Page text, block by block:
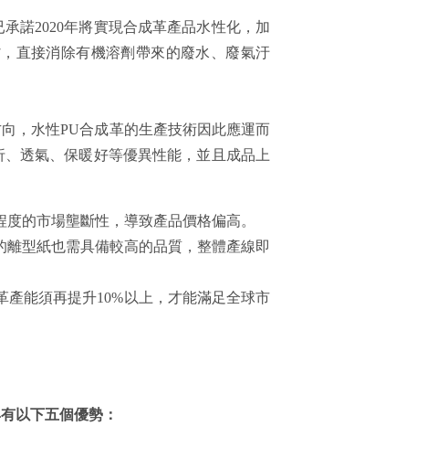
諾2020年將實現合成革產品水性化，加
直接消除有機溶劑帶來的廢水、廢氣汙
，水性PU合成革的生產技術因此應運而
透氣、保暖好等優異性能，並且成品上
的市場壟斷性，導致產品價格偏高。
型紙也需具備較高的品質，整體產線即
能須再提升10%以上，才能滿足全球市
以下五個優勢：